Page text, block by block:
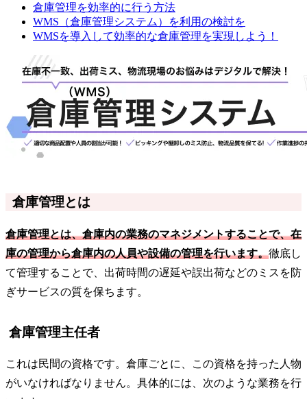
倉庫管理を効率的に行う方法
WMS（倉庫管理システム）を利用の検討を
WMSを導入して効率的な倉庫管理を実現しよう！
倉庫管理とは
倉庫管理とは、倉庫内の業務のマネジメントすることで、在
庫の管理から倉庫内の人員や設備の管理を行います。徹底し
て管理することで、出荷時間の遅延や誤出荷などのミスを防
ぎサービスの質を保ちます。
倉庫管理主任者
これは民間の資格です。倉庫ごとに、この資格を持った人物
がいなければなりません。具体的には、次のような業務を行